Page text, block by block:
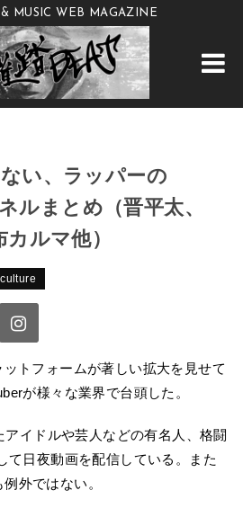
MUSIC WEB MAGAZINE
い、ラッパーの
ルまとめ（晋平太、
ルマ他）
culture
トフォームが著しい拡大を見せて
が様々な業界で台頭した。
イドルや芸人などの有名人、格闘
て日夜動画を配信している。また
外ではない。